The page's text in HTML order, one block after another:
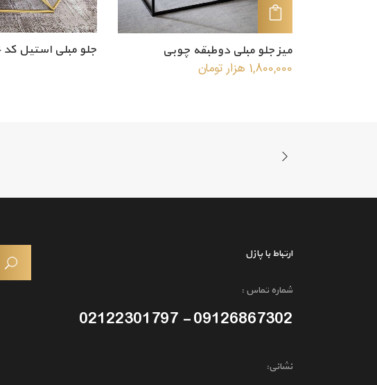
افزودن به سبد خرید
میز جلو مبلی دوطبقه چوبی
1,800,000 هزار تومان
جلو مبلی استیل کد 0274
ارتباط با پازل
شماره تماس :
09126867302 - 02122301797
نشانی: